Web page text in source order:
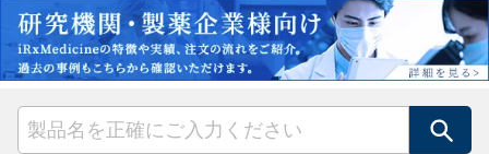
検索